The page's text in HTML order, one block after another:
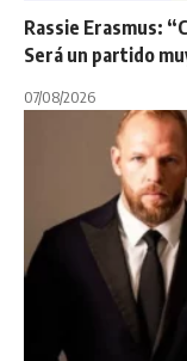
Rassie Erasmus:
Será un partido
07/08/2026